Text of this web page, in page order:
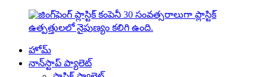
హోమ్
నాన్‌స్టాప్ ప్యాలెట్